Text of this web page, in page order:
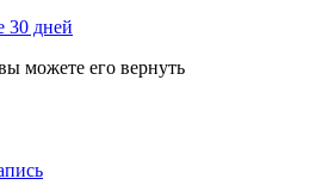
30 дней
можете его вернуть